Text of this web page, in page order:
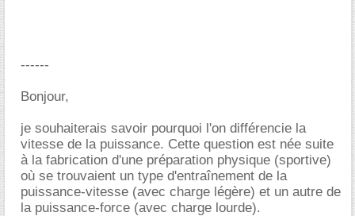
------
Bonjour,
je souhaiterais savoir pourquoi l'on différencie la
vitesse de la puissance. Cette question est née suite
à la fabrication d'une préparation physique (sportive)
où se trouvaient un type d'entraînement de la
puissance-vitesse (avec charge légère) et un autre de
la puissance-force (avec charge lourde).